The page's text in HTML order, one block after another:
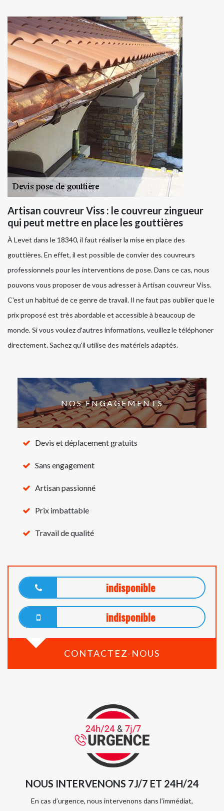
Artisan couvreur Viss : le couvreur zingueur
qui peut mettre en place les gouttières
À Levet dans le 18340, il faut réaliser la mise en place des
gouttières. En effet, il est possible de convier des couvreurs
professionnels pour les interventions de pose. Dans ce cas, nous
pouvons vous proposer de vous adresser à Artisan couvreur Viss.
C'est un habitué de ce genre de travail. Il ne faut pas oublier que le
prix proposé est très abordable et accessible à beaucoup de
monde. Si vous voulez d'autres informations, veuillez le téléphoner
directement. Sachez qu'il utilise des matériels adaptés.
NOS ENGAGEMENTS
Devis et déplacement gratuits
Sans engagement
Artisan passionné
Prix imbattable
Travail de qualité
indisponible
indisponible
CONTACTEZ-NOUS
NOUS INTERVENONS 7J/7 ET 24H/24
En cas d’urgence, nous intervenons dans l’immédiat,